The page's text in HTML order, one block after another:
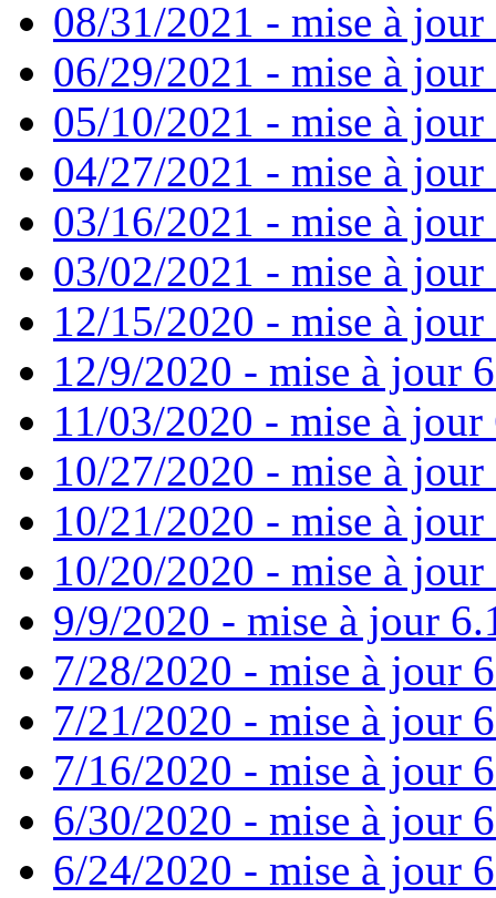
08/31/2021 - mise à jour
06/29/2021 - mise à jour
05/10/2021 - mise à jour
04/27/2021 - mise à jour
03/16/2021 - mise à jour
03/02/2021 - mise à jour
12/15/2020 - mise à jour
12/9/2020 - mise à jour
11/03/2020 - mise à jour
10/27/2020 - mise à jour
10/21/2020 - mise à jour
10/20/2020 - mise à jour
9/9/2020 - mise à jour
7/28/2020 - mise à jour
7/21/2020 - mise à jour
7/16/2020 - mise à jour
6/30/2020 - mise à jour
6/24/2020 - mise à jour